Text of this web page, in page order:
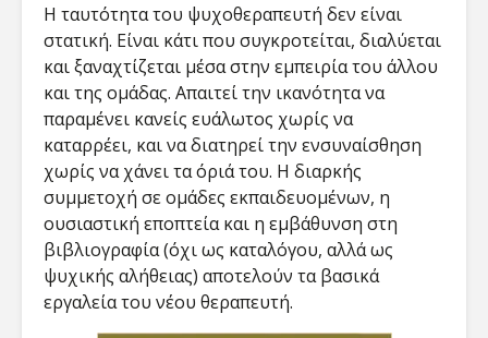
Η ταυτότητα του ψυχοθεραπευτή δεν είναι
στατική. Είναι κάτι που συγκροτείται, διαλύεται
και ξαναχτίζεται μέσα στην εμπειρία του άλλου
και της ομάδας. Απαιτεί την ικανότητα να
παραμένει κανείς ευάλωτος χωρίς να
καταρρέει, και να διατηρεί την ενσυναίσθηση
χωρίς να χάνει τα όριά του. Η διαρκής
συμμετοχή σε ομάδες εκπαιδευομένων, η
ουσιαστική εποπτεία και η εμβάθυνση στη
βιβλιογραφία (όχι ως καταλόγου, αλλά ως
ψυχικής αλήθειας) αποτελούν τα βασικά
εργαλεία του νέου θεραπευτή.